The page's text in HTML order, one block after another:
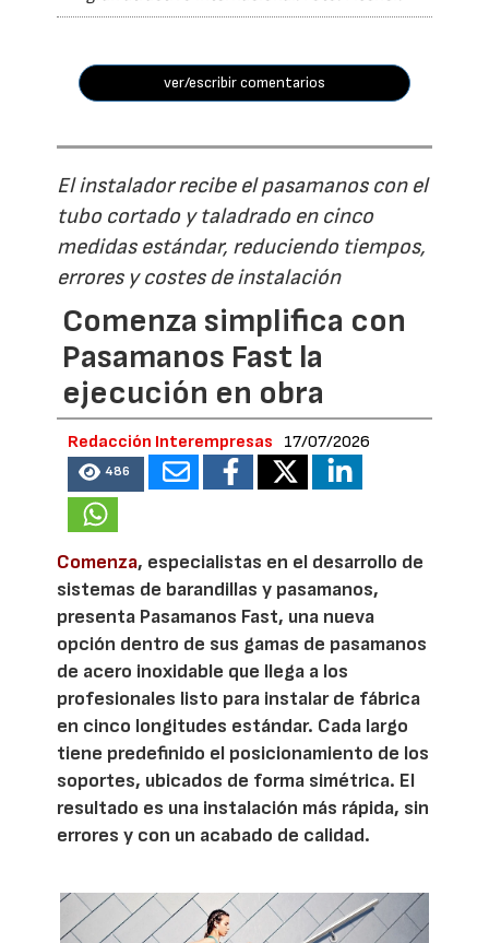
ver/escribir comentarios
El instalador recibe el pasamanos con el
tubo cortado y taladrado en cinco
medidas estándar, reduciendo tiempos,
errores y costes de instalación
Comenza simplifica con
Pasamanos Fast la
ejecución en obra
Redacción Interempresas 17/07/2026
486
Comenza, especialistas en el desarrollo de
sistemas de barandillas y pasamanos,
presenta Pasamanos Fast, una nueva
opción dentro de sus gamas de pasamanos
de acero inoxidable que llega a los
profesionales listo para instalar de fábrica
en cinco longitudes estándar. Cada largo
tiene predefinido el posicionamiento de los
soportes, ubicados de forma simétrica. El
resultado es una instalación más rápida, sin
errores y con un acabado de calidad.